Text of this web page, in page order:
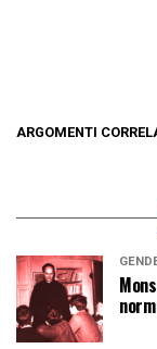
ARGOMENTI